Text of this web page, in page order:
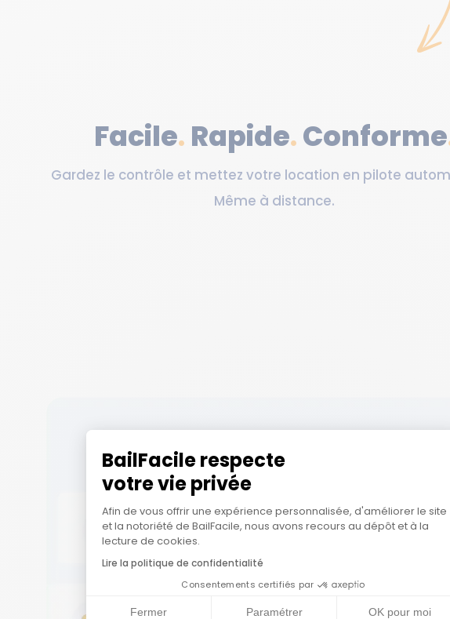
Facile. Rapide.Conforme
Gardez le contrôle et mettez votre location en pilote
Même à distance.
BailFacile respecte
votre vie privée
Plateforme de Gestion du
Afin de vous offrir une expérience personnalisée, d'améliorer le site
et la notoriété de BailFacile, nous avons recours au dépôt et à la
lecture de cookies.
Lire la politique de confidentialité
Consentements certifiés par
Fermer Paramétrer OK pour moi
Axeptio consent